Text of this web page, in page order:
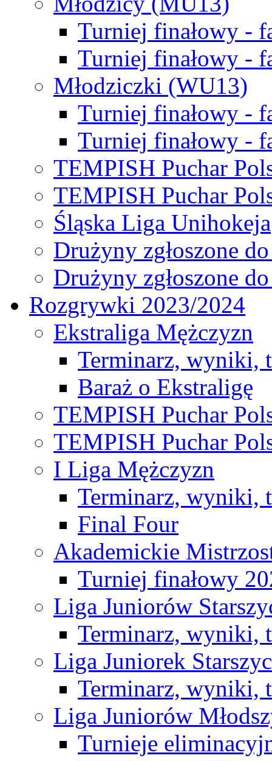
Turniej finałowy -
Turniej finałowy -
Młodziczki (WU13)
Turniej finałowy -
Turniej finałowy -
TEMPISH Puchar
TEMPISH Puchar
Śląska Liga Unihokeja
Drużyny zgłoszone
Drużyny zgłoszone
Rozgrywki 2023/2024
Ekstraliga Mężczyzn
Terminarz, wyniki,
Baraż o Ekstraligę
TEMPISH Puchar
TEMPISH Puchar
I Liga Mężczyzn
Terminarz, wyniki,
Final Four
Akademickie
Turniej finałowy
Liga Juniorów
Terminarz, wyniki,
Liga Juniorek
Terminarz, wyniki,
Liga Juniorów
Turnieje